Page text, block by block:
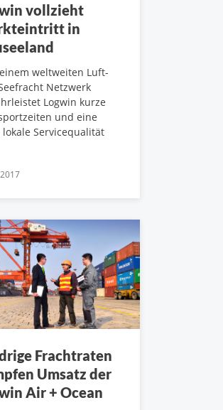
vollzieht
in
weltweiten Luft-
Netzwerk
Logwin kurze
und eine
lokale Servicequalität
Frachtraten
Umsatz der
Air + Ocean